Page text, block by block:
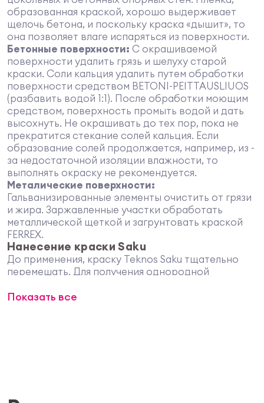
образованная краской, хорошо выдерживает
щелочь бетона, и поскольку краска «дышит», то
она позволяет влаге испаряться из поверхности.
Бетонные поверхности: С окрашиваемой
поверхности удалить грязь и шелуху старой
краски. Соли кальция удалить путем обработки
поверхности средством BETONI-PEITTAUSLIUOS
(разбавить водой 1:1). После обработки моющим
средством, поверхность промыть водой и дать
высохнуть. Не окрашивать до тех пор, пока не
прекратится стекание солей кальция. Если
образование солей продолжается, например, из -
за недостаточной изоляции влажности, то
выполнять окраску не рекомендуется.
Металические поверхности:
Гальванизированные элементы очистить от грязи
и жира. Заржавленные участки обработать
металлической щеткой и загрунтовать краской
FERREX.
Нанесение краски Saku
До применения, краску Teknos Saku тщательно
перемешать. Для получения однородной
количество краски в одну емкость. Чистый и
Показать все